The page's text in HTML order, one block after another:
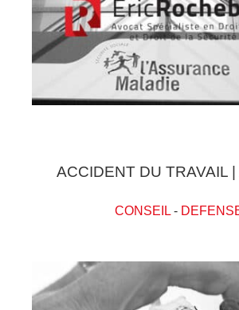
ACCIDENT DU TRAVAIL |
CONSEIL-